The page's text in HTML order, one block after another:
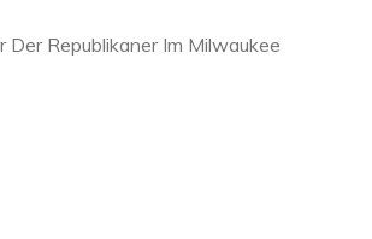
Der Republikaner Im Milwaukee